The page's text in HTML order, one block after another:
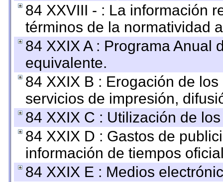
84 XXVIII - : La información
términos de la normatividad
84 XXIX A : Programa Anual
equivalente.
84 XXIX B : Erogación de
servicios de impresión,
84 XXIX C : Utilización de
84 XXIX D : Gastos de
información de tiempos
84 XXIX E : Medios